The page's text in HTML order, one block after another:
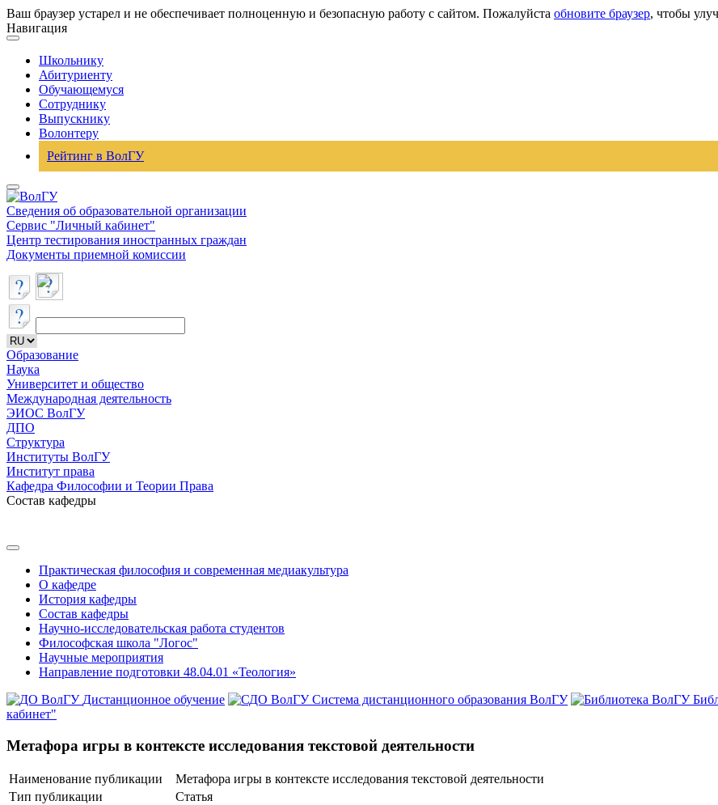
Ваш браузер устарел и не обеспечивает полноценную и безопасную работу с сайтом. Пожалуйста обновите браузер, чтобы
Навигация
Школьнику
Абитуриенту
Обучающемуся
Сотруднику
Выпускнику
Волонтеру
Рейтинг в ВолГУ
Сведения об образовательной организации
Сервис "Личный кабинет"
Центр тестирования иностранных граждан
Документы приемной комиссии
Образование
Наука
Университет и общество
Международная деятельность
ЭИОС ВолГУ
ДПО
Структура
Институты ВолГУ
Институт права
Кафедра Философии и Теории Права
Состав кафедры
Практическая философия и современная медиакультура
О кафедре
История кафедры
Состав кафедры
Научно-исследовательская работа студентов
Философская школа "Логос"
Научные мероприятия
Направление подготовки 48.04.01 «Теология»
Дистанционное обучение
Система дистанционного образования ВолГУ
кабинет"
Метафора игры в контексте исследования текстовой деятельности
Наименование публикации
Метафора игры в контексте исследования текстовой деятельности
Тип публикации
Статья